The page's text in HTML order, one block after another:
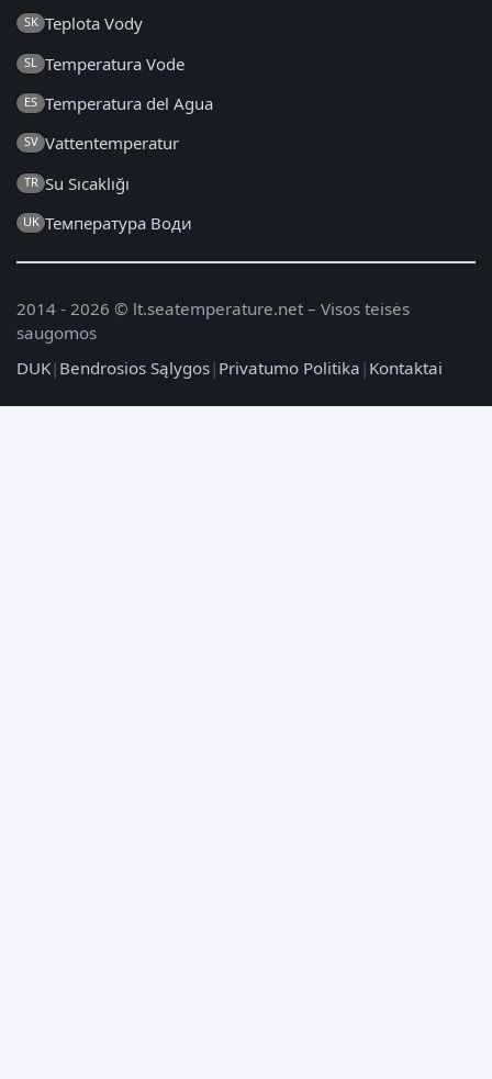
SK Teplota Vody
SL Temperatura Vode
ES Temperatura del Agua
SV Vattentemperatur
TR Su Sıcaklığı
UK Температура Води
2014 - 2026 © lt.seatemperature.net – Visos teisės
saugomos
DUK| Bendrosios Sąlygos| Privatumo Politika | Kontaktai